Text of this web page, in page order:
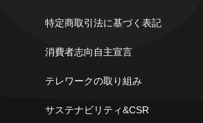
特定商取引法に基づく表記
消費者志向自主宣言
テレワークの取り組み
サステナビリティ&CSR